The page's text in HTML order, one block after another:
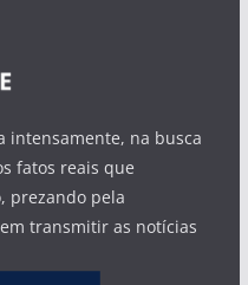
intensamente, na busca
fatos reais que
prezando pela
transmitir as notícias